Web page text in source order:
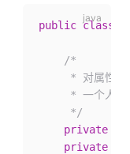
public class
    /*
* 对属性的
* 一个人的
     */
    private
    private